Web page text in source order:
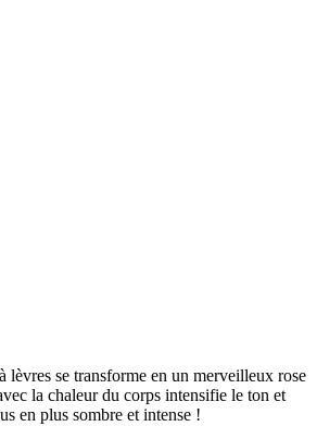
lèvres se transforme en un merveilleux rose
la chaleur du corps intensifie le ton et
en plus sombre et intense !